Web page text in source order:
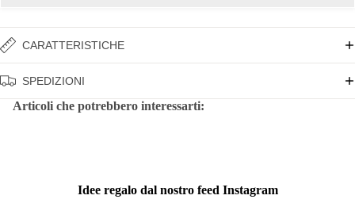
CARATTERISTICHE
SPEDIZIONI
Articoli che potrebbero interessarti:
Idee regalo dal nostro feed Instagram